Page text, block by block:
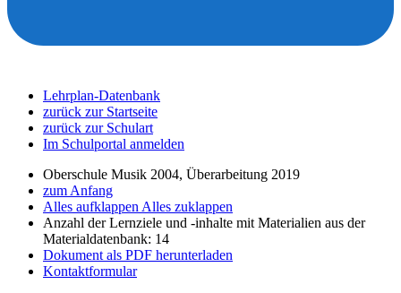
Lehrplan-Datenbank
zurück zur Startseite
zurück zur Schulart
Im Schulportal anmelden
Oberschule Musik 2004, Überarbeitung 2019
zum Anfang
Alles aufklappen Alles zuklappen
Anzahl der Lernziele und -inhalte mit Materialien aus der
Materialdatenbank: 14
Dokument als PDF herunterladen
Kontaktformular